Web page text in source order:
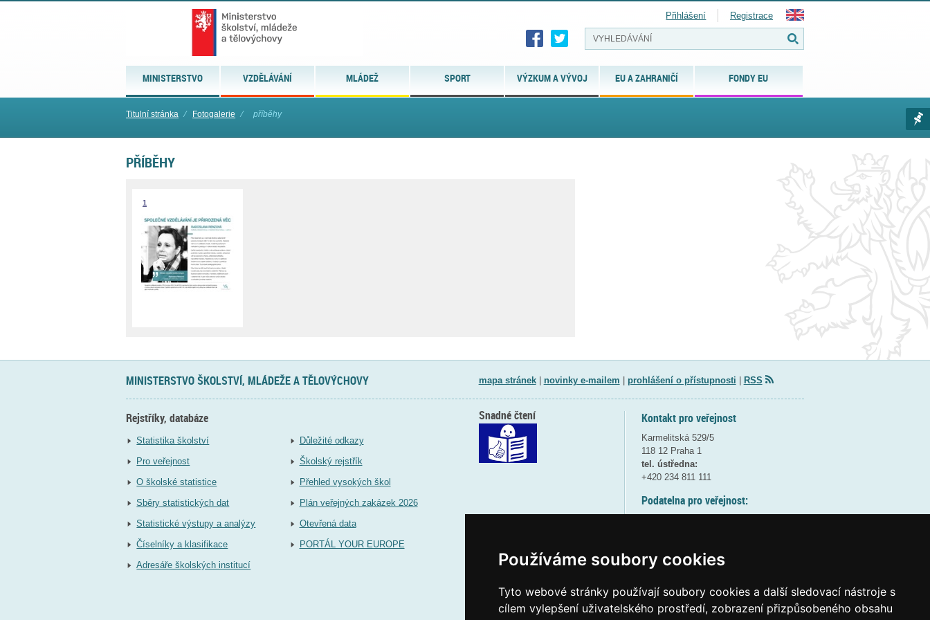
Používáme soubory cookies
Tyto webové stránky používají soubory cookies a další sledovací nástroje s
cílem vylepšení uživatelského prostředí, zobrazení přizpůsobeného obsahu
MINISTERSTVO VZDĚLÁVÁNÍ MLÁDEŽ SPORT VÝZKUM A VÝVOJ EU A ZAHRANIČÍ FONDY EU
Přihlášení Registrace
Titulní stránka ⁄ Fotogalerie ⁄ příběhy
PŘÍBĚHY
1
MINISTERSTVO ŠKOLSTVÍ, MLÁDEŽE A TĚLOVÝCHOVY mapa stránek| novinky e-mailem prohlášení o přístupnosti RSS
Rejstříky, databáze
Statistika školství
Pro veřejnost
O školské statistice
Sběry statistických dat
Statistické výstupy a analýzy
Číselníky a klasifikace
Adresáře školských institucí
Důležité odkazy
Školský rejstřík
Přehled vysokých škol
Plán veřejných zakázek 2026
Otevřená data
PORTÁL YOUR EUROPE
Kontakt pro veřejnost
Karmelitská 529/5
118 12 Praha 1
tel. ústředna:
+420 234 811 111
Podatelna pro veřejnost:
(více informací
Elektronická podatelna:
Snadné čtení